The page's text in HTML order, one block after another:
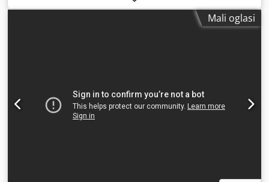
laminaciju / hladnu foliju • Jedinica za izrezivanje • GEW UV
sušilo • Rezač • Namotavač Dksdpsynkwnefx Aaher _____
vrijednošću. Jedinice za izrezivanje i rezanje jamče
preciznu doradu i konverziju role. Polurotacijska
funkcionalnost omogućuje isplativu fleksibilnost za male
Mali oglasi